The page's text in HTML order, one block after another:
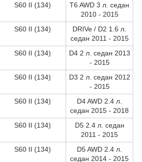
S60 II (134)
T6 AWD 3 л. седан
2010 - 2015
S60 II (134)
DRIVe / D2 1.6 л.
седан 2011 - 2015
S60 II (134)
D4 2 л. седан 2013
- 2015
S60 II (134)
D3 2 л. седан 2012
- 2015
S60 II (134)
D4 AWD 2.4 л.
седан 2015 - 2018
S60 II (134)
D5 2.4 л. седан
2011 - 2015
S60 II (134)
D5 AWD 2.4 л.
седан 2014 - 2015